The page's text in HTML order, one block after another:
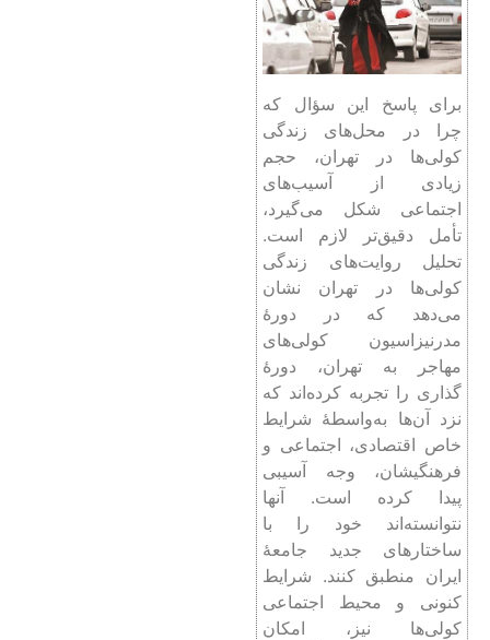
برای پاسخ این سؤال که
چرا در محل‌های زندگی
کولی‌ها در تهران، حجم
زیادی از آسیب‌های
اجتماعی شکل می‌گیرد،
تأمل دقیق‌تر لازم است.
تحلیل روایت‌های زندگی
کولی‌ها در تهران نشان
می‌دهد که در دورۀ
مدرنیزاسیون کولی‌های
مهاجر به تهران، دورۀ
گذاری را تجربه کرده‌اند که
نزد آن‌ها به‌واسطۀ شرایط
خاص اقتصادی، اجتماعی و
فرهنگیشان، وجه آسیبی
پیدا کرده است. آنها
نتوانسته‌اند خود را با
ساختارهای جدید جامعۀ
ایران منطبق کنند. شرایط
کنونی و محیط اجتماعی
کولی‌ها نیز، امکان